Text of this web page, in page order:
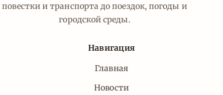
повестки и транспорта до поездок, погоды и
городской среды.
Навигация
Главная
Новости